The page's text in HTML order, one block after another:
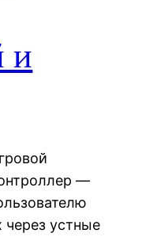
и
—
через устные